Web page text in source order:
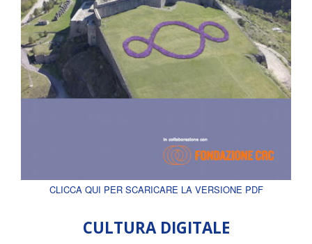
CLICCA QUI PER SCARICARE LA VERSIONE PDF
CULTURA DIGITALE